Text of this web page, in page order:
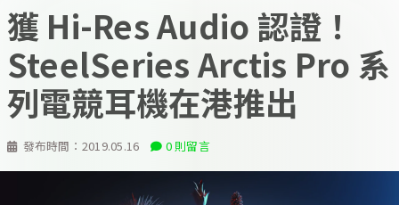
發布時間： 2019.05.16 0 則留言
獲 Hi-Res Audio 認證！
SteelSeries Arctis Pro 系
列電競耳機在港推出